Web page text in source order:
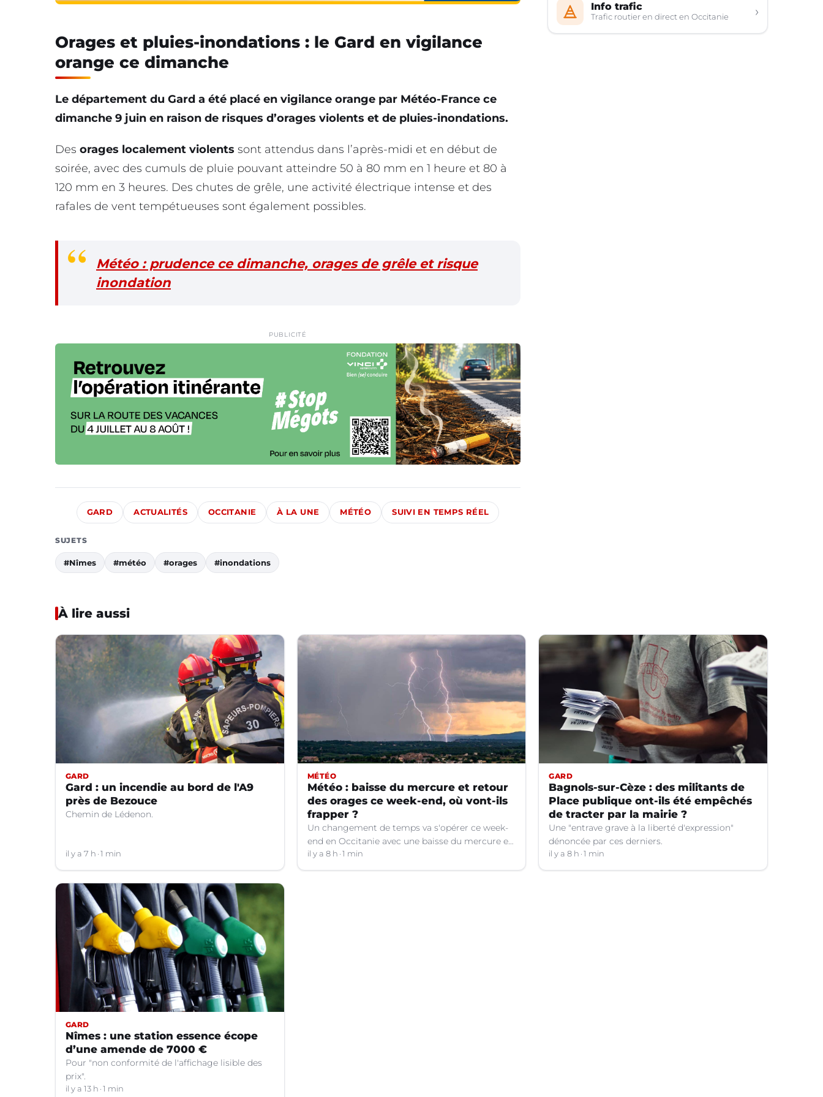
Orages et pluies-inondations : le Gard en vigilance
orange ce dimanche
Le département du Gard a été placé en vigilance orange par Météo-France ce
dimanche 9 juin en raison de risques d’orages violents et de pluies-inondations.
Des orages localement violents sont attendus dans l’après-midi et en début de
soirée, avec des cumuls de pluie pouvant atteindre 50 à 80 mm en 1 heure et 80 à
120 mm en 3 heures. Des chutes de grêle, une activité électrique intense et des
rafales de vent tempétueuses sont également possibles.
Météo : prudence ce dimanche, orages de grêle et risque
inondation
PUBLICITÉ
GARD ACTUALITÉS OCCITANIE À LA UNE MÉTÉO SUIVI EN TEMPS RÉEL
SUJETS
#Nîmes #météo #orages #inondations
Info trafic
Trafic routier en direct en Occitanie ›
À lire aussi
GARD
Gard : un incendie au bord de l'A9
près de Bezouce
Chemin de Lédenon.
il y a 7 h 1 min
MÉTÉO
Météo : baisse du mercure et retour
des orages ce week-end, où vont-ils
frapper ?
Un changement de temps va s'opérer ce week-
end en Occitanie avec une baisse du mercure et
le retour d'orages dans certains départements.
il y a 8 h 1 min
GARD
Bagnols-sur-Cèze : des militants de
Place publique ont-ils été empêchés
de tracter par la mairie ?
Une "entrave grave à la liberté d'expression"
dénoncée par ces derniers.
il y a 8 h 1 min
GARD
Nîmes : une station essence écope
d’une amende de 7000 €
Pour "non conformité de l'affichage lisible des
prix".
il y a 13 h 1 min